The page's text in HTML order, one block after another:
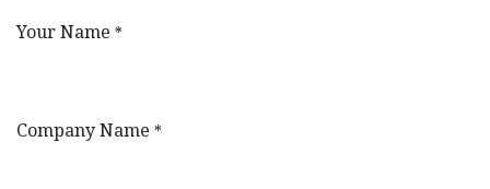
Your Name *
Company Name *